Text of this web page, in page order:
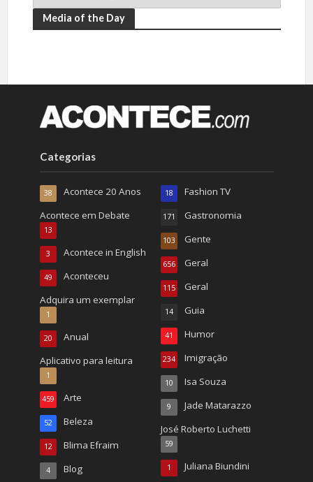
Media of the Day
Categorias
Acontece 20 Anos
38
Acontece em Debate
13
Acontece in English
3
Aconteceu
49
Adquira um exemplar
1
Anual
20
Aplicativo para leitura
1
Arte
459
Beleza
52
Blima Efraim
12
Blog
4
Fashion TV
18
Gastronomia
171
Gente
103
Geral
656
Geral
115
Guia
14
Humor
41
Imigração
234
Isa Souza
10
Jade Matarazzo
9
José Roberto Luchetti
59
Juliana Biundini
1